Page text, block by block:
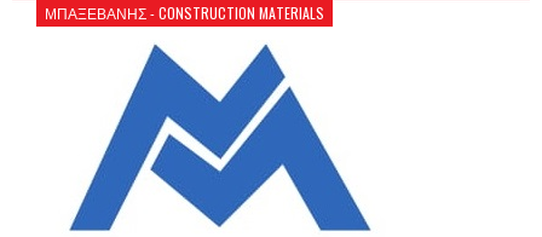
ΜΠΑΞΕΒΑΝΗΣ - CONSTRUCTION MATERIALS